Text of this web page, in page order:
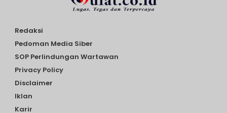
Redaksi
Pedoman Media Siber
SOP Perlindungan Wartawan
Privacy Policy
Disclaimer
Iklan
Karir